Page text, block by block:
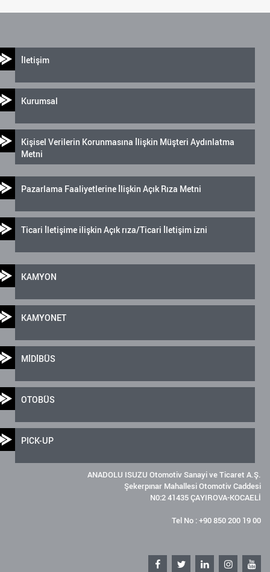
İletişim
Kurumsal
Kişisel Verilerin Korunmasına İlişkin Müşteri Aydınlatma
Metni
Pazarlama Faaliyetlerine İlişkin Açık Rıza Metni
Ticari İletişime ilişkin Açık rıza/Ticari İletişim izni
KAMYON
KAMYONET
MİDİBÜS
OTOBÜS
PICK-UP
ANADOLU ISUZU Otomotiv Sanayi ve Ticaret A.Ş.
Şekerpınar Mahallesi Otomotiv Caddesi
N0:2 41435 ÇAYIROVA-KOCAELİ
Tel No : +90 850 200 19 00